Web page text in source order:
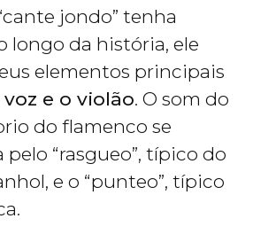
jondo” tenha
longo da história, ele
elementos principais
voz e o violão. O som do
do flamenco se
“rasgueo”, típico do
e o “punteo”, típico